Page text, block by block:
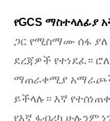
የGCS ማስተላለፊያ
ጋር የሚስማሙ ሰፋ ያለ
ደረጃዎች የተነደፈ።
ማጠራቀሚያ
ይችላሉ። እኛ
የእኛ ፋብሪካ ሁሉንም